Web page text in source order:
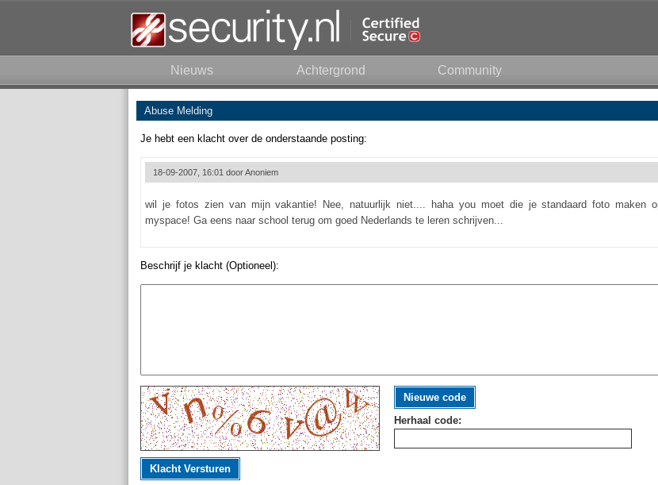
Nieuws Achtergrond Community
Abuse Melding
Je hebt een klacht over de onderstaande posting:
18-09-2007, 16:01 doorAnoniem
wil je fotos zien van mijn vakantie! Nee, natuurlijk niet.... haha you moet die je standaard foto maken
myspace! Ga eens naar school terug om goed Nederlands te leren schrijven...
Beschrijf je klacht (Optioneel):
Nieuwe code
Herhaal code:
Klacht Versturen